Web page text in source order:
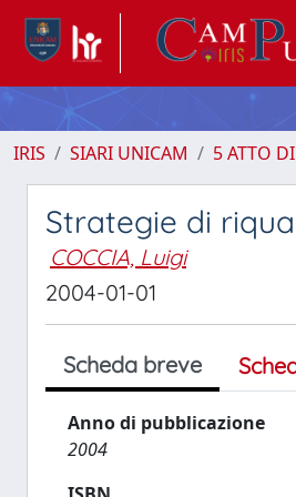
IRIS SIARI UNICAM 5 ATTO
Strategie di
COCCIA, Luigi
2004-01-01
Scheda breve
Anno di pubblicazione
2004